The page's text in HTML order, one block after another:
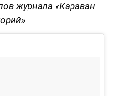
журнала «Караван